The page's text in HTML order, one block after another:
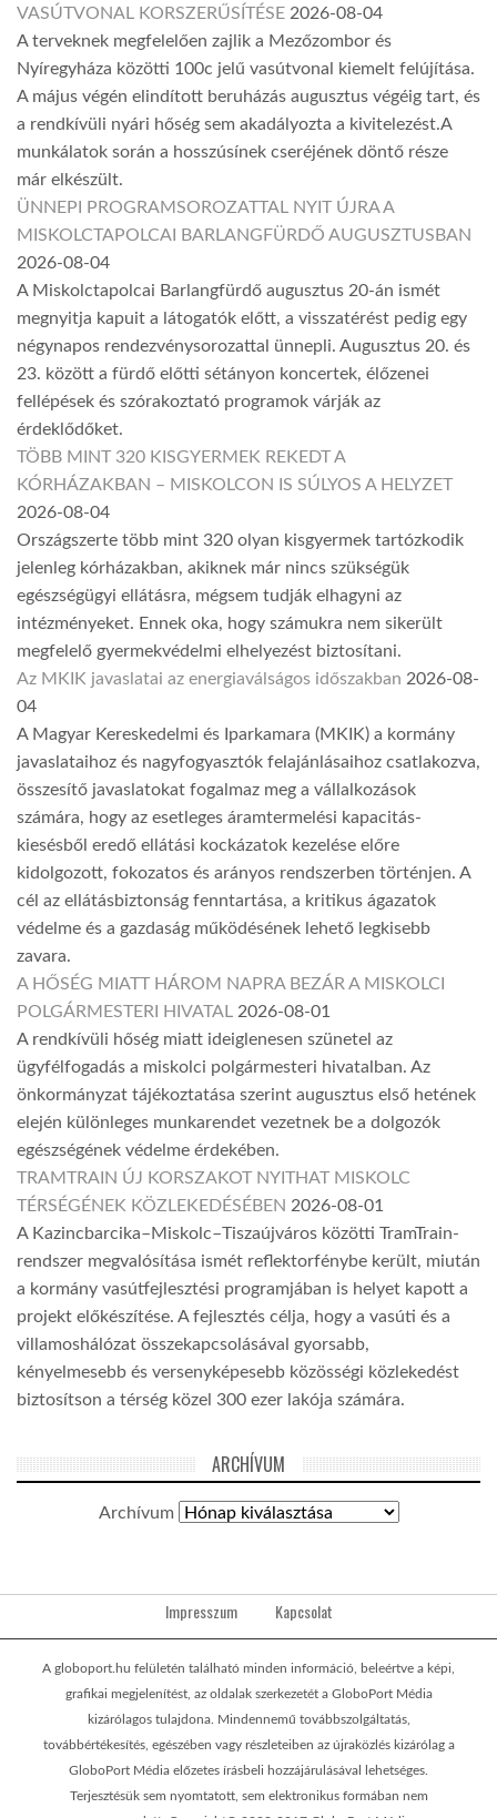
VASÚTVONAL KORSZERŰSÍTÉSE 2026-08-04
A terveknek megfelelően zajlik a Mezőzombor és
Nyíregyháza közötti 100c jelű vasútvonal kiemelt felújítása.
A május végén elindított beruházás augusztus végéig tart, és
a rendkívüli nyári hőség sem akadályozta a kivitelezést.A
munkálatok során a hosszúsínek cseréjének döntő része
már elkészült.
ÜNNEPI PROGRAMSOROZATTAL NYIT ÚJRA A
MISKOLCTAPOLCAI BARLANGFÜRDŐ AUGUSZTUSBAN
2026-08-04
A Miskolctapolcai Barlangfürdő augusztus 20-án ismét
megnyitja kapuit a látogatók előtt, a visszatérést pedig egy
négynapos rendezvénysorozattal ünnepli. Augusztus 20. és
23. között a fürdő előtti sétányon koncertek, élőzenei
fellépések és szórakoztató programok várják az
érdeklődőket.
TÖBB MINT 320 KISGYERMEK REKEDT A
KÓRHÁZAKBAN – MISKOLCON IS SÚLYOS A HELYZET
2026-08-04
Országszerte több mint 320 olyan kisgyermek tartózkodik
jelenleg kórházakban, akiknek már nincs szükségük
egészségügyi ellátásra, mégsem tudják elhagyni az
intézményeket. Ennek oka, hogy számukra nem sikerült
megfelelő gyermekvédelmi elhelyezést biztosítani.
Az MKIK javaslatai az energiaválságos időszakban 2026-08-
04
A Magyar Kereskedelmi és Iparkamara (MKIK) a kormány
javaslataihoz és nagyfogyasztók felajánlásaihoz csatlakozva,
összesítő javaslatokat fogalmaz meg a vállalkozások
számára, hogy az esetleges áramtermelési kapacitás-
kiesésből eredő ellátási kockázatok kezelése előre
kidolgozott, fokozatos és arányos rendszerben történjen. A
cél az ellátásbiztonság fenntartása, a kritikus ágazatok
védelme és a gazdaság működésének lehető legkisebb
zavara.
A HŐSÉG MIATT HÁROM NAPRA BEZÁR A MISKOLCI
POLGÁRMESTERI HIVATAL 2026-08-01
A rendkívüli hőség miatt ideiglenesen szünetel az
ügyfélfogadás a miskolci polgármesteri hivatalban. Az
önkormányzat tájékoztatása szerint augusztus első hetének
elején különleges munkarendet vezetnek be a dolgozók
egészségének védelme érdekében.
TRAMTRAIN ÚJ KORSZAKOT NYITHAT MISKOLC
TÉRSÉGÉNEK KÖZLEKEDÉSÉBEN 2026-08-01
A Kazincbarcika–Miskolc–Tiszaújváros közötti TramTrain-
rendszer megvalósítása ismét reflektorfénybe került, miután
a kormány vasútfejlesztési programjában is helyet kapott a
projekt előkészítése. A fejlesztés célja, hogy a vasúti és a
villamoshálózat összekapcsolásával gyorsabb,
kényelmesebb és versenyképesebb közösségi közlekedést
biztosítson a térség közel 300 ezer lakója számára.
ARCHÍVUM
Archívum
Impresszum Kapcsolat
A globoport.hu felületén található minden információ, beleértve a képi,
grafikai megjelenítést, az oldalak szerkezetét a GloboPort Média
kizárólagos tulajdona. Mindennemű továbbszolgáltatás,
továbbértékesítés, egészében vagy részleteiben az újraközlés kizárólag a
GloboPort Média előzetes írásbeli hozzájárulásával lehetséges.
Terjesztésük sem nyomtatott, sem elektronikus formában nem